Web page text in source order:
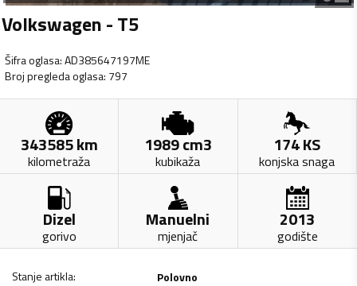
Volkswagen - T5
Šifra oglasa:AD385647197ME
Broj pregleda oglasa: 797
343585km
kilometraža
1989cm3
kubikaža
174KS
konjska snaga
Dizel
gorivo
Manuelni
mjenjač
2013
godište
Stanje artikla:
Polovno